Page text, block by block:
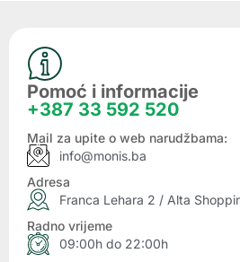
Pomoć i informacije
+387 33 592 520
Mail za upite o web narudžbama:
info@monis.ba
Adresa
Franca Lehara 2 / Alta
Radno vrijeme
09:00h do 22:00h